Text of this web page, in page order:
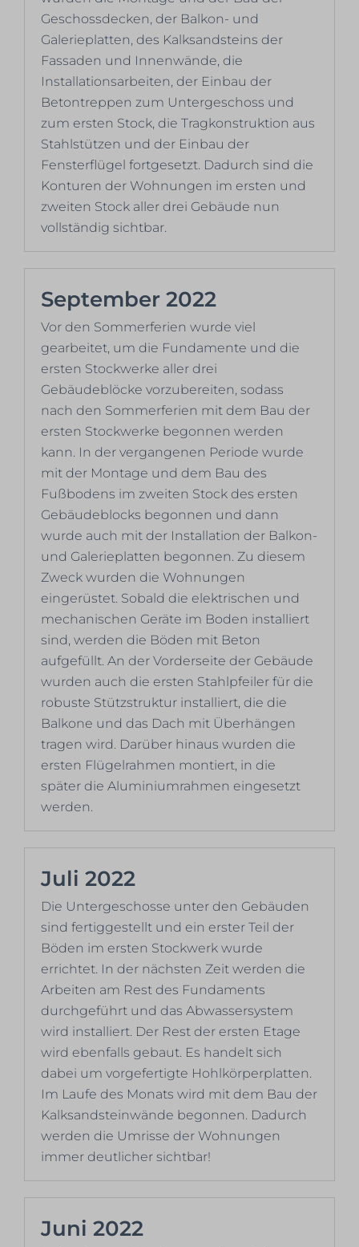
Geschossdecken, der Balkon- und
Galerieplatten, des Kalksandsteins der
Fassaden und Innenwände, die
Installationsarbeiten, der Einbau der
Betontreppen zum Untergeschoss und
zum ersten Stock, die Tragkonstruktion aus
Stahlstützen und der Einbau der
Fensterflügel fortgesetzt. Dadurch sind die
Konturen der Wohnungen im ersten und
zweiten Stock aller drei Gebäude nun
vollständig sichtbar.
September 2022
Vor den Sommerferien wurde viel
gearbeitet, um die Fundamente und die
ersten Stockwerke aller drei
Gebäudeblöcke vorzubereiten, sodass
nach den Sommerferien mit dem Bau der
ersten Stockwerke begonnen werden
kann. In der vergangenen Periode wurde
mit der Montage und dem Bau des
Fußbodens im zweiten Stock des ersten
Gebäudeblocks begonnen und dann
wurde auch mit der Installation der Balkon-
und Galerieplatten begonnen. Zu diesem
Zweck wurden die Wohnungen
eingerüstet. Sobald die elektrischen und
mechanischen Geräte im Boden installiert
sind, werden die Böden mit Beton
aufgefüllt. An der Vorderseite der Gebäude
wurden auch die ersten Stahlpfeiler für die
robuste Stützstruktur installiert, die die
Balkone und das Dach mit Überhängen
tragen wird. Darüber hinaus wurden die
ersten Flügelrahmen montiert, in die
später die Aluminiumrahmen eingesetzt
werden.
Juli 2022
Die Untergeschosse unter den Gebäuden
sind fertiggestellt und ein erster Teil der
Böden im ersten Stockwerk wurde
errichtet. In der nächsten Zeit werden die
Arbeiten am Rest des Fundaments
durchgeführt und das Abwassersystem
wird installiert. Der Rest der ersten Etage
wird ebenfalls gebaut. Es handelt sich
dabei um vorgefertigte Hohlkörperplatten.
Im Laufe des Monats wird mit dem Bau der
Kalksandsteinwände begonnen. Dadurch
werden die Umrisse der Wohnungen
immer deutlicher sichtbar!
Juni 2022